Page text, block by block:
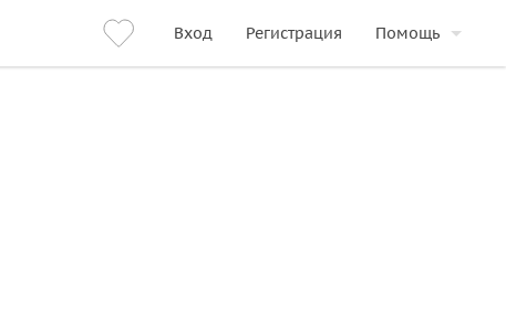
Вход Регистрация Помощь